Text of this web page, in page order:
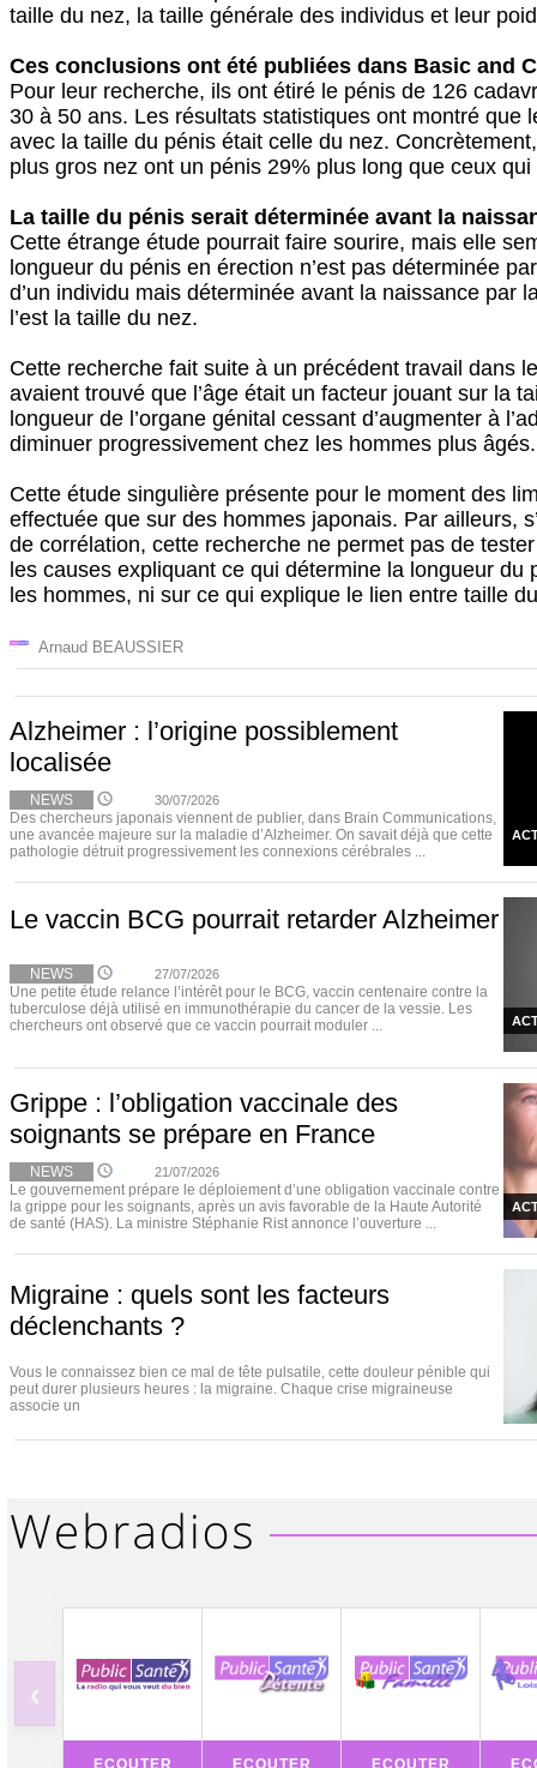
taille du nez, la taille générale des individus et leur
Ces conclusions ont été publiées dans Basic and
Pour leur recherche, ils ont étiré le pénis de 126
30 à 50 ans. Les résultats statistiques ont montré que
avec la taille du pénis était celle du nez.
plus gros nez ont un pénis 29% plus long que ceux
La taille du pénis serait déterminée avant la
Cette étrange étude pourrait faire sourire, mais elle
longueur du pénis en érection n’est pas déterminée
d’un individu mais déterminée avant la naissance par
l’est la taille du nez.
Cette recherche fait suite à un précédent travail dans
avaient trouvé que l’âge était un facteur jouant sur la
longueur de l’organe génital cessant d’augmenter à
diminuer progressivement chez les hommes plus âgés.
Cette étude singulière présente pour le moment des
effectuée que sur des hommes japonais. Par ailleurs,
de corrélation, cette recherche ne permet pas de
les causes expliquant ce qui détermine la longueur du
les hommes, ni sur ce qui explique le lien entre taille
Arnaud BEAUSSIER
Alzheimer : l’origine possiblement
localisée
NEWS 30/07/2026
Des chercheurs japonais viennent de publier, dans Brain Communications,
une avancée majeure sur la maladie d’Alzheimer. On savait déjà que cette
pathologie détruit progressivement les connexions cérébrales ...
Le vaccin BCG pourrait retarder Alzheimer
NEWS 27/07/2026
Une petite étude relance l’intérêt pour le BCG, vaccin centenaire contre la
tuberculose déjà utilisé en immunothérapie du cancer de la vessie. Les
chercheurs ont observé que ce vaccin pourrait moduler ...
Grippe : l’obligation vaccinale des
soignants se prépare en France
NEWS 21/07/2026
Le gouvernement prépare le déploiement d’une obligation vaccinale contre
la grippe pour les soignants, après un avis favorable de la Haute Autorité
de santé (HAS). La ministre Stéphanie Rist annonce l’ouverture ...
Migraine : quels sont les facteurs
déclenchants ?
Vous le connaissez bien ce mal de tête pulsatile, cette douleur pénible qui
peut durer plusieurs heures : la migraine. Chaque crise migraineuse
associe un
‹
ECOUTER ECOUTER ECOUTER